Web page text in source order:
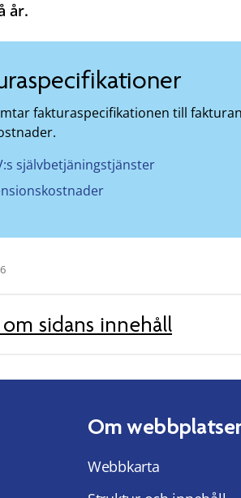
år.
fakturaspecifikationen till
självbetjäningstjänster
sidans innehåll
Om
Webbkarta